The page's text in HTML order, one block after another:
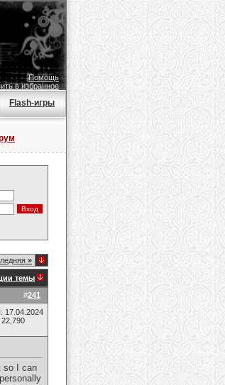
Помощь
в избранное
Flash-игры
»
темы
#241
17.04.2024
so I can